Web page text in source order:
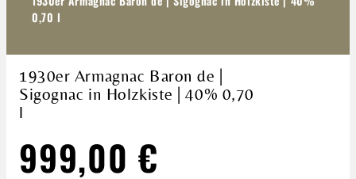
0,70 l
1930er Armagnac Baron de |
Sigognac in Holzkiste | 40% 0,70
l
999,00 €